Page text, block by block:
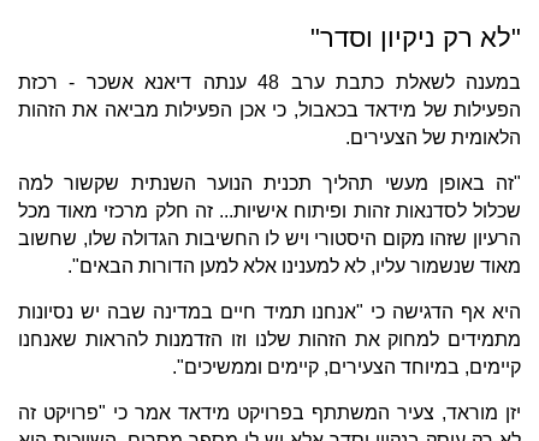
"לא רק ניקיון וסדר"
במענה לשאלת כתבת ערב 48 ענתה דיאנא אשכר - רכזת
הפעילות של מידאד בכאבול, כי אכן הפעילות מביאה את הזהות
הלאומית של הצעירים.
"זה באופן מעשי תהליך תכנית הנוער השנתית שקשור למה
שכלול לסדנאות זהות ופיתוח אישיות... זה חלק מרכזי מאוד מכל
הרעיון שזהו מקום היסטורי ויש לו החשיבות הגדולה שלו, שחשוב
מאוד שנשמור עליו, לא למענינו אלא למען הדורות הבאים".
היא אף הדגישה כי "אנחנו תמיד חיים במדינה שבה יש נסיונות
מתמידים למחוק את הזהות שלנו וזו הזדמנות להראות שאנחנו
קיימים, במיוחד הצעירים, קיימים וממשיכים".
יזן מוראד, צעיר המשתתף בפרויקט מידאד אמר כי "פרויקט זה